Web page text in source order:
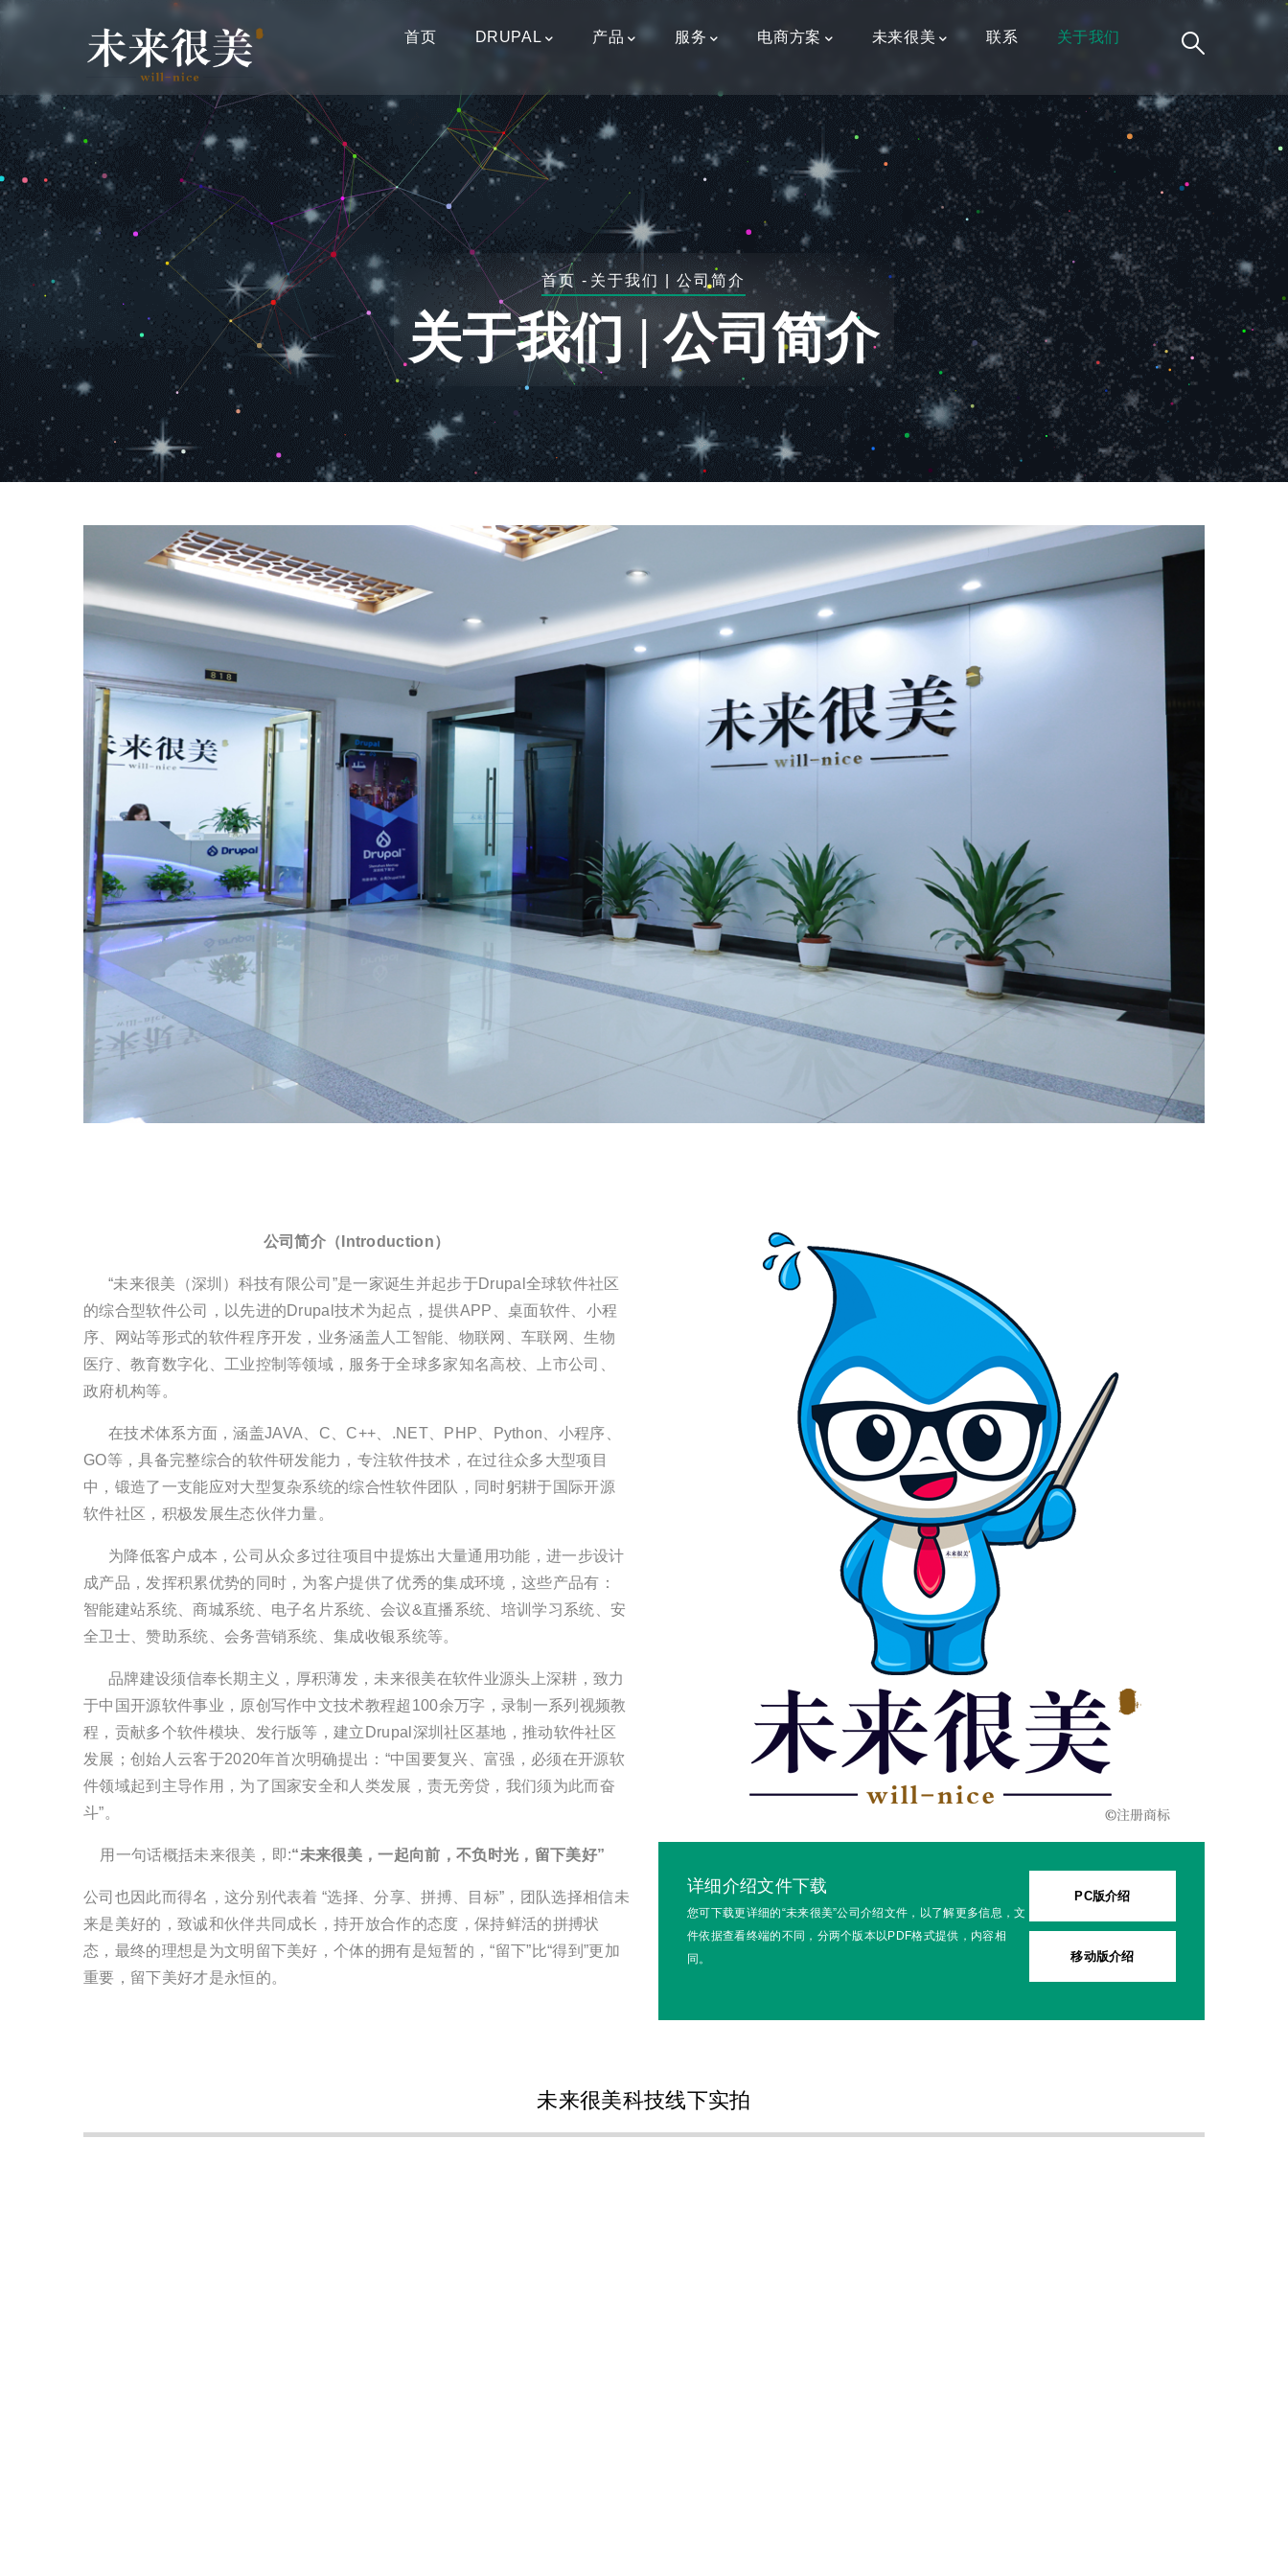
跳
主
内
容
导首页 DRUPAL 产品 服务 电商方案 未来很美 联系 关于我们
面
包
屑
首页 - 关于我们 | 公司简介
关于我们 | 公司简介
公司简介（Introduction）
“未来很美（深圳）科技有限公司”是一家诞生并起步于Drupal全球软件社区
的综合型软件公司，以先进的Drupal技术为起点，提供APP、桌面软件、小程
序、网站等形式的软件程序开发，业务涵盖人工智能、物联网、车联网、生物
医疗、教育数字化、工业控制等领域，服务于全球多家知名高校、上市公司、
政府机构等。
在技术体系方面，涵盖JAVA、C、C++、.NET、PHP、Python、小程序、
GO等，具备完整综合的软件研发能力，专注软件技术，在过往众多大型项目
中，锻造了一支能应对大型复杂系统的综合性软件团队，同时躬耕于国际开源
软件社区，积极发展生态伙伴力量。
为降低客户成本，公司从众多过往项目中提炼出大量通用功能，进一步设计
成产品，发挥积累优势的同时，为客户提供了优秀的集成环境，这些产品有：
智能建站系统、商城系统、电子名片系统、会议&直播系统、培训学习系统、安
全卫士、赞助系统、会务营销系统、集成收银系统等。
品牌建设须信奉长期主义，厚积薄发，未来很美在软件业源头上深耕，致力
于中国开源软件事业，原创写作中文技术教程超100余万字，录制一系列视频教
程，贡献多个软件模块、发行版等，建立Drupal深圳社区基地，推动软件社区
发展；创始人云客于2020年首次明确提出：“中国要复兴、富强，必须在开源软
件领域起到主导作用，为了国家安全和人类发展，责无旁贷，我们须为此而奋
斗”。
用一句话概括未来很美，即:“未来很美，一起向前，不负时光，留下美好”
公司也因此而得名，这分别代表着 “选择、分享、拼搏、目标”，团队选择相信未
来是美好的，致诚和伙伴共同成长，持开放合作的态度，保持鲜活的拼搏状
态，最终的理想是为文明留下美好，个体的拥有是短暂的，“留下”比“得到”更加
重要，留下美好才是永恒的。
详细介绍文件下载
您可下载更详细的“未来很美”公司介绍文件，以了解更多信息，文
件依据查看终端的不同，分两个版本以PDF格式提供，内容相
同。
PC版介绍
移动版介绍
未来很美科技线下实拍